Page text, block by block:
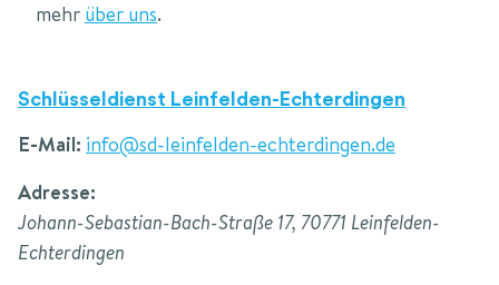
mehr über uns.
Schlüsseldienst Leinfelden-Echterdingen
E-Mail: info@sd-leinfelden-echterdingen.de
Adresse:
Johann-Sebastian-Bach-Straße 17, 70771 Leinfelden-
Echterdingen